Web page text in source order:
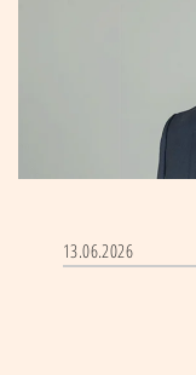
13.06.2026